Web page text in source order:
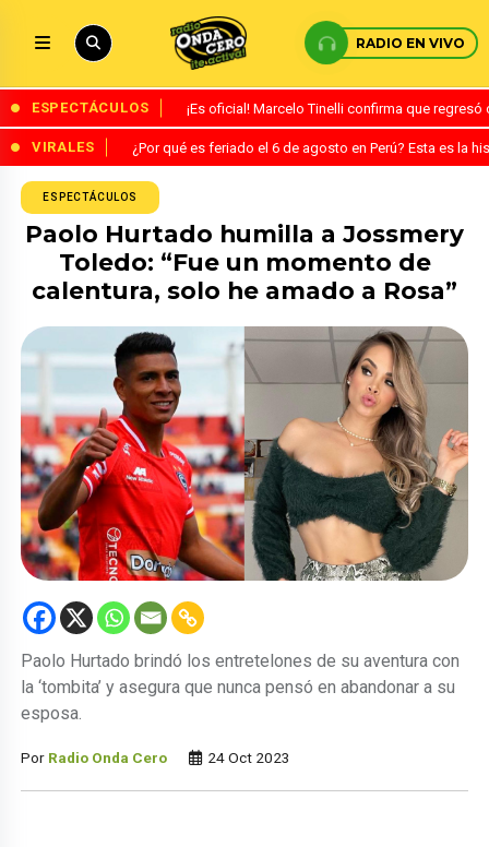
RADIO EN VIVO
ESPECTÁCULOS ¡Es oficial! Marcelo Tinelli confirma que
VIRALES ¿Por qué es feriado el 6 de agosto en Perú? Esta es la
ESPECTÁCULOS
Paolo Hurtado humilla a Jossmery
Toledo: “Fue un momento de
calentura, solo he amado a Rosa”
Paolo Hurtado brindó los entretelones de su aventura con
la ‘tombita’ y asegura que nunca pensó en abandonar a su
esposa.
Por Radio Onda Cero 24 Oct 2023